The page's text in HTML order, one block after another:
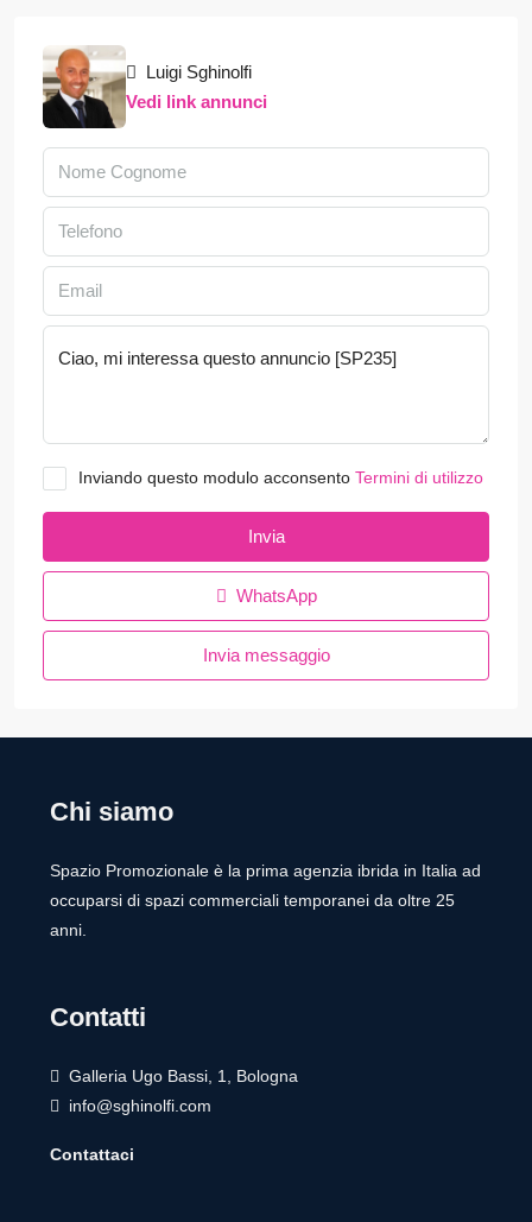
Luigi Sghinolfi
Vedi link annunci
Inviando questo modulo acconsento Termini di utilizzo
Invia
WhatsApp
Invia messaggio
Chi siamo
Spazio Promozionale è la prima agenzia ibrida in Italia ad
occuparsi di spazi commerciali temporanei da oltre 25
anni.
Contatti
Galleria Ugo Bassi, 1, Bologna
info@sghinolfi.com
Contattaci